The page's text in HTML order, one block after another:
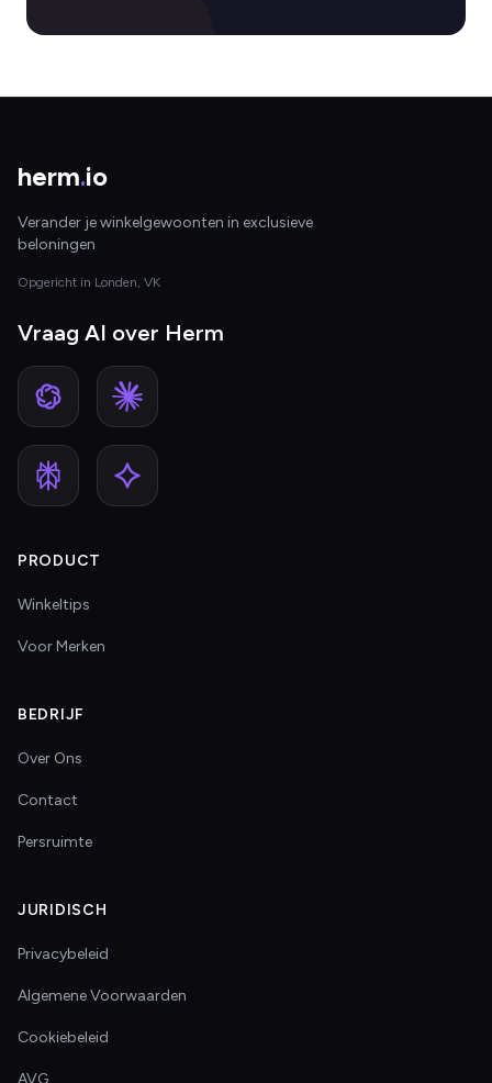
herm.io
Verander je winkelgewoonten in exclusieve
beloningen
Opgericht in Londen, VK
Vraag AI over Herm
PRODUCT
Winkeltips
Voor Merken
BEDRIJF
Over Ons
Contact
Persruimte
JURIDISCH
Privacybeleid
Algemene Voorwaarden
Cookiebeleid
AVG